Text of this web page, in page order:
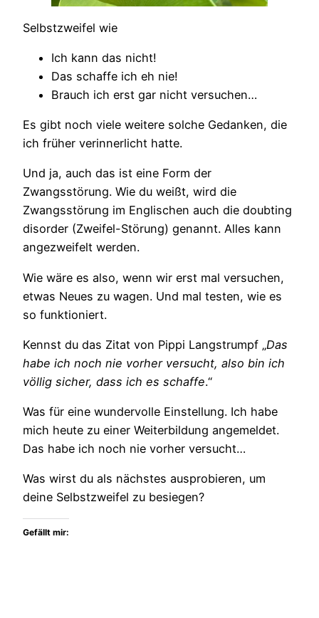
Selbstzweifel wie
Ich kann das nicht!
Das schaffe ich eh nie!
Brauch ich erst gar nicht versuchen…
Es gibt noch viele weitere solche Gedanken, die
ich früher verinnerlicht hatte.
Und ja, auch das ist eine Form der
Zwangsstörung. Wie du weißt, wird die
Zwangsstörung im Englischen auch die doubting
disorder (Zweifel-Störung) genannt. Alles kann
angezweifelt werden.
Wie wäre es also, wenn wir erst mal versuchen,
etwas Neues zu wagen. Und mal testen, wie es
so funktioniert.
Kennst du das Zitat von Pippi Langstrumpf „Das
habe ich noch nie vorher versucht, also bin ich
völlig sicher, dass ich es schaffe.“
Was für eine wundervolle Einstellung. Ich habe
mich heute zu einer Weiterbildung angemeldet.
Das habe ich noch nie vorher versucht…
Was wirst du als nächstes ausprobieren, um
deine Selbstzweifel zu besiegen?
Gefällt mir: